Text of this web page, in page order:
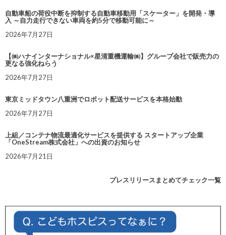
自動車船の荷役中断を抑制する自動車移動用「スケーター」を開発・導
入 ～自力走行できない車両を約5分で移動可能に～
2026年7月27日
【㈱ハナインターナショナル×星清重機運輸㈱】グループ会社で販売力の
更なる強化ねらう
2026年7月27日
東京ミッドタウン八重洲でロボット配送サービスを本格始動
2026年7月27日
上組／コンテナ物流最適化サービスを提供する スタートアップ企業
「OneStream株式会社」への出資のお知らせ
2026年7月21日
プレスリリースまとめてチェック一覧